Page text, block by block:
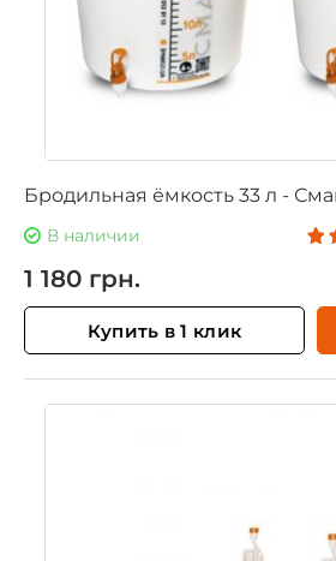
Бродильная ёмкость 33 л -
В наличии
1 180 грн.
Купить в 1 клик